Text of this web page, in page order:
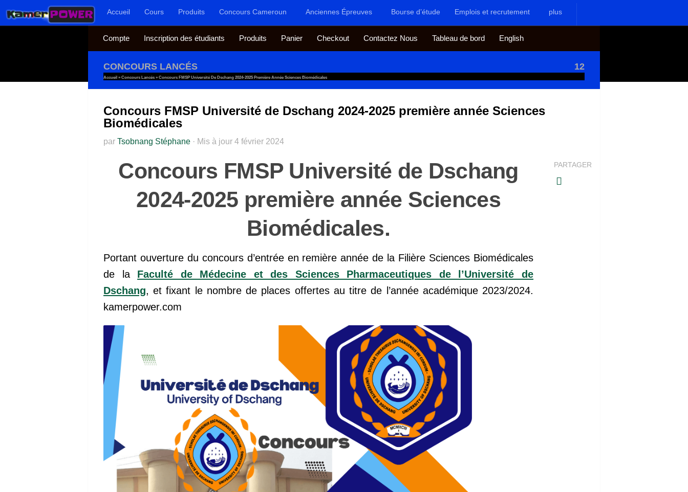
Au dessous du contenuAccueil Cours Produits Concours Cameroun Anciennes Épreuves Bourse d’étude Emplois et recrutement plus
Compte Inscription des étudiants Produits Panier Checkout Contactez Nous Tableau de bord English
CONCOURS LANCÉS 12
Accueil » Concours Lancés » Concours FMSP Université De Dschang 2024-2025 Première Année Sciences Biomédicales
Concours FMSP Université de Dschang 2024-2025 première année Sciences
Biomédicales
par Tsobnang Stéphane · Mis à jour 4 février 2024
Concours FMSP Université de Dschang
2024-2025 première année Sciences
Biomédicales.
Portant ouverture du concours d’entrée en remière année de la Filière Sciences Biomédicales
de la Faculté de Médecine et des Sciences Pharmaceutiques de l’Université de
Dschang, et fixant le nombre de places offertes au titre de l’année académique 2023/2024.
kamerpower.com
PARTAGER